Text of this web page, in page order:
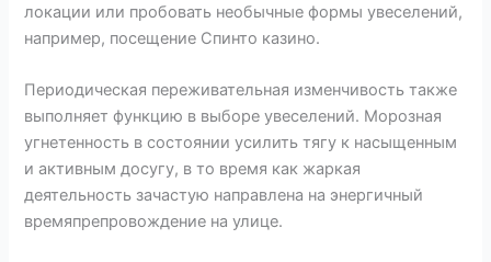
локации или пробовать необычные формы увеселений,
например, посещение Спинто казино.
Периодическая переживательная изменчивость также
выполняет функцию в выборе увеселений. Морозная
угнетенность в состоянии усилить тягу к насыщенным
и активным досугу, в то время как жаркая
деятельность зачастую направлена на энергичный
времяпрепровождение на улице.